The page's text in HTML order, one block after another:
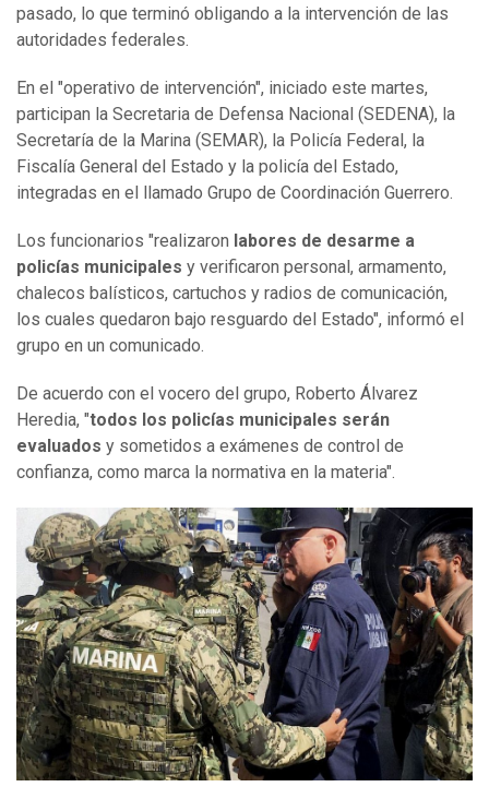
pasado, lo que terminó obligando a la intervención de las
autoridades federales.
En el "operativo de intervención", iniciado este martes,
participan la Secretaria de Defensa Nacional (SEDENA), la
Secretaría de la Marina (SEMAR), la Policía Federal, la
Fiscalía General del Estado y la policía del Estado,
integradas en el llamado Grupo de Coordinación Guerrero.
Los funcionarios "realizaron labores de desarme a
policías municipales y verificaron personal, armamento,
chalecos balísticos, cartuchos y radios de comunicación,
los cuales quedaron bajo resguardo del Estado", informó el
grupo en un comunicado.
De acuerdo con el vocero del grupo, Roberto Álvarez
Heredia, "todos los policías municipales serán
evaluados y sometidos a exámenes de control de
confianza, como marca la normativa en la materia".